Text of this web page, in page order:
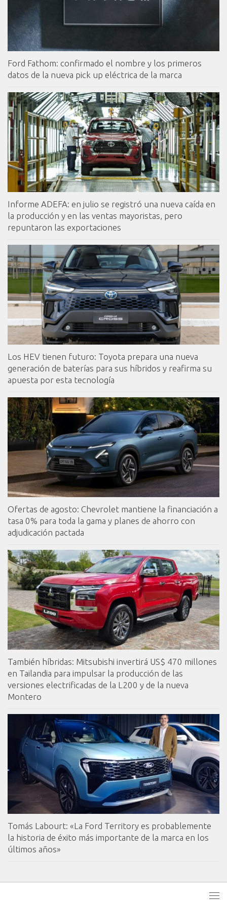
Ford Fathom: confirmado el nombre y los primeros
datos de la nueva pick up eléctrica de la marca
Informe ADEFA: en julio se registró una nueva caída en
la producción y en las ventas mayoristas, pero
repuntaron las exportaciones
Los HEV tienen futuro: Toyota prepara una nueva
generación de baterías para sus híbridos y reafirma su
apuesta por esta tecnología
Ofertas de agosto: Chevrolet mantiene la financiación a
tasa 0% para toda la gama y planes de ahorro con
adjudicación pactada
También híbridas: Mitsubishi invertirá US$ 470 millones
en Tailandia para impulsar la producción de las
versiones electrificadas de la L200 y de la nueva
Montero
Tomás Labourt: «La Ford Territory es probablemente
la historia de éxito más importante de la marca en los
últimos años»